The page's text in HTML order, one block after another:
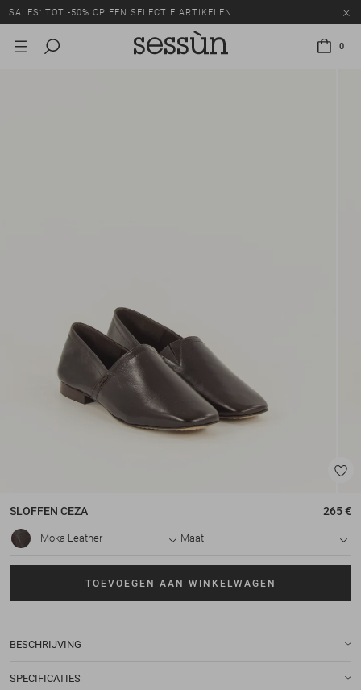
SALES: TOT -50% OP EEN SELECTIE ARTIKELEN.
0
SLOFFEN CEZA 265 €
Moka Leather Maat
TOEVOEGEN AAN WINKELWAGEN
BESCHRIJVING
SPECIFICATIES